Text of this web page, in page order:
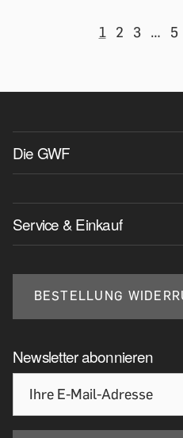
1 2 3 … 5
Die GWF
Service & Einkauf
BESTELLUNG
Newsletter abonnieren